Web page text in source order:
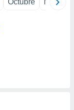
Octubre